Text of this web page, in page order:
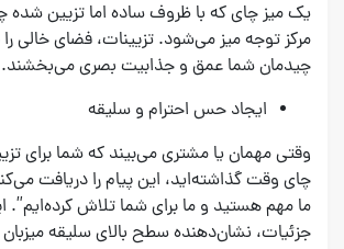
یک میز چای که با ظروف ساده اما تزیین شده
مرکز توجه میز می‌شود. تزیینات، فضای خالی را
چیدمان شما عمق و جذابیت بصری می‌بخشند.
ایجاد حس احترام و سلیقه
وقتی مهمان یا مشتری می‌بیند که شما برای
چای وقت گذاشته‌اید، این پیام را دریافت
ما مهم هستید و ما برای شما تلاش کرده‌ایم”.
جزئیات، نشان‌دهنده سطح بالای سلیقه